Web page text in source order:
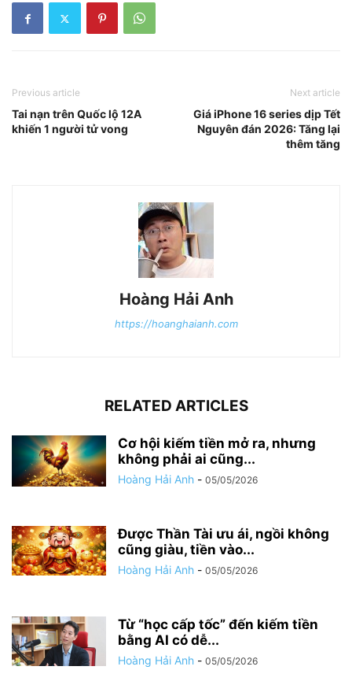
Previous article
Tai nạn trên Quốc lộ 12A
khiến 1 người tử vong
Next article
Giá iPhone 16 series dịp Tết
Nguyên đán 2026: Tăng lại
thêm tăng
Hoàng Hải Anh
https://hoanghaianh.com
RELATED ARTICLES
Cơ hội kiếm tiền mở ra, nhưng
không phải ai cũng...
Hoàng Hải Anh - 05/05/2026
Được Thần Tài ưu ái, ngồi không
cũng giàu, tiền vào...
Hoàng Hải Anh - 05/05/2026
Từ “học cấp tốc” đến kiếm tiền
bằng AI có dễ...
Hoàng Hải Anh - 05/05/2026